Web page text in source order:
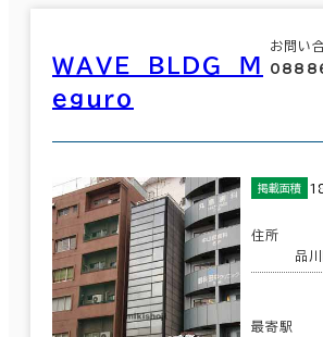
ＷＡＶＥ ＢＬＤＧ Ｍ
ｅｇｕｒｏ
お問い
掲載面積
住所
品
最寄駅